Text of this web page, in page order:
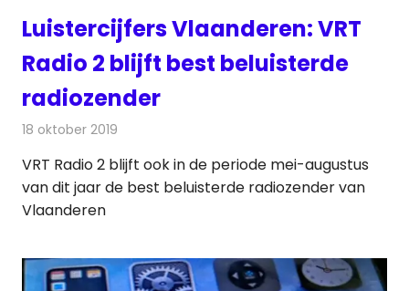
Luistercijfers Vlaanderen: VRT
Radio 2 blijft best beluisterde
radiozender
18 oktober 2019
VRT Radio 2 blijft ook in de periode mei-augustus
van dit jaar de best beluisterde radiozender van
Vlaanderen